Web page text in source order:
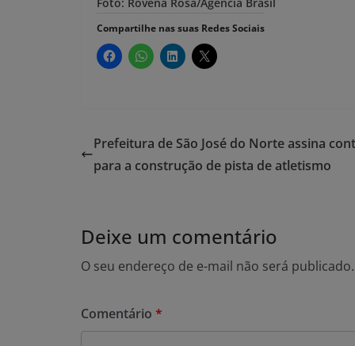
Compartilhe nas suas Redes Sociais
Prefeitura de São José do Norte assina
para a construção de pista de atletismo
Deixe um comentário
O seu endereço de e-mail não será publicado.
Comentário *